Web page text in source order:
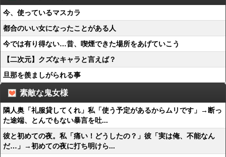
今、使っているマスカラ
都合のいい女になったことがある人
今では有り得ない…昔、喫煙できた場所をあげていこう
【二次元】クズなキャラと言えば？
旦那を羨ましがられる事
素敵な鬼女様
隣人奥「礼服貸してくれ」私「使う予定があるからムリです」→断っ
た途端、とんでもない暴言を吐...
彼と初めての夜。私「痛い！どうしたの？」彼「実は俺、不能なん
だ…」→初めての夜に打ち明けら...